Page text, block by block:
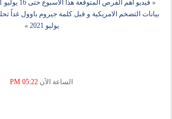
« فيديو أهم الفرص المتوقعة هذا الاسبوع حتى 16 يوليو 2021 لذهب و العملات
يوليو 2021
»
الساعة الآن 05:22 PM